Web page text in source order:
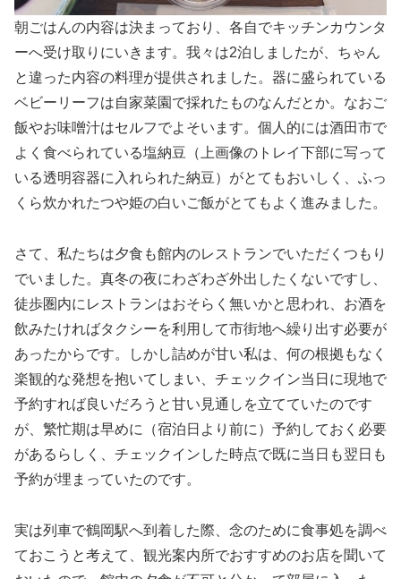
朝ごはんの内容は決まっており、各自でキッチンカウンタ
ーへ受け取りにいきます。我々は2泊しましたが、ちゃん
と違った内容の料理が提供されました。器に盛られている
ベビーリーフは自家菜園で採れたものなんだとか。なおご
飯やお味噌汁はセルフでよそいます。個人的には酒田市で
よく食べられている塩納豆（上画像のトレイ下部に写って
いる透明容器に入れられた納豆）がとてもおいしく、ふっ
くら炊かれたつや姫の白いご飯がとてもよく進みました。
さて、私たちは夕食も館内のレストランでいただくつもり
でいました。真冬の夜にわざわざ外出したくないですし、
徒歩圏内にレストランはおそらく無いかと思われ、お酒を
飲みたければタクシーを利用して市街地へ繰り出す必要が
あったからです。しかし詰めが甘い私は、何の根拠もなく
楽観的な発想を抱いてしまい、チェックイン当日に現地で
予約すれば良いだろうと甘い見通しを立てていたのです
が、繁忙期は早めに（宿泊日より前に）予約しておく必要
があるらしく、チェックインした時点で既に当日も翌日も
予約が埋まっていたのです。
実は列車で鶴岡駅へ到着した際、念のために食事処を調べ
ておこうと考えて、観光案内所でおすすめのお店を聞いて